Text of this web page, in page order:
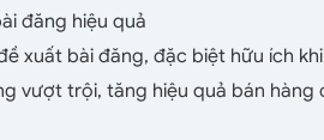
đăng hiệu quả
xuất bài đăng, đặc biệt hữu ích
vượt trội, tăng hiệu quả bán hàng